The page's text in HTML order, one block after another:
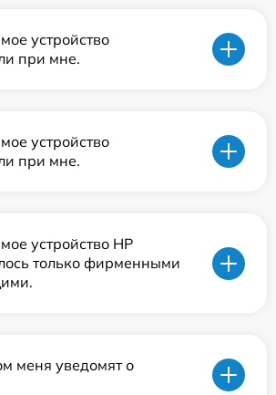
устройство
при мне.
устройство
при мне.
устройство HP
только фирменными
меня уведомят о